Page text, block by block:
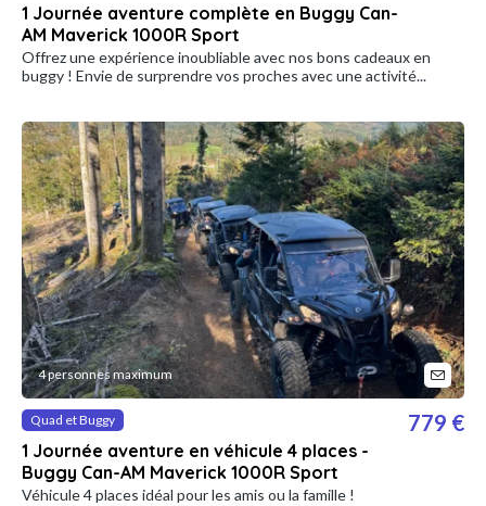
1 Journée aventure complète en Buggy Can-
AM Maverick 1000R Sport
Offrez une expérience inoubliable avec nos bons cadeaux en
buggy ! Envie de surprendre vos proches avec une activité...
4 personnes maximum
Quad et Buggy
1 Journée aventure en véhicule 4 places -
Buggy Can-AM Maverick 1000R Sport
779 €
Véhicule 4 places idéal pour les amis ou la famille !